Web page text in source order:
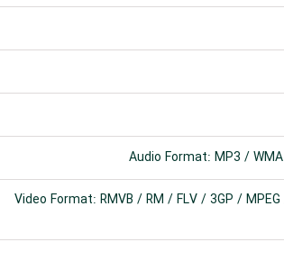
Audio Format: MP3 /
Video Format: RMVB / RM / FLV / 3GP /